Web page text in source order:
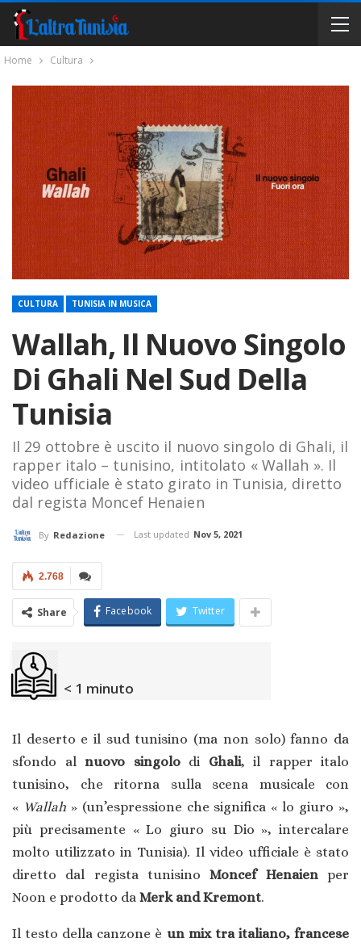
Home Cultura
CULTURA TUNISIA IN MUSICA
Wallah, Il Nuovo Singolo
Di Ghali Nel Sud Della
Tunisia
Il 29 ottobre è uscito il nuovo singolo di Ghali, il
rapper italo – tunisino, intitolato « Wallah ». Il
video ufficiale è stato girato in Tunisia, diretto
dal regista Moncef Henaien
By Redazione Last updated Nov 5, 2021
2.768
Share Facebook Twitter
< 1 minuto
Il deserto e il sud tunisino (ma non solo) fanno da
sfondo al nuovo singolodi Ghali, il rapper italo
tunisino, che ritorna sulla scena musicale con
« Wallah» (un’espressione che significa « lo giuro »,
più precisamente « Lo giuro su Dio », intercalare
molto utilizzato in Tunisia). Il video ufficiale è stato
diretto dal regista tunisinoMoncef Henaienper
Noon e prodotto da Merk and Kremont.
Il testo della canzone è un mix tra italiano, francese